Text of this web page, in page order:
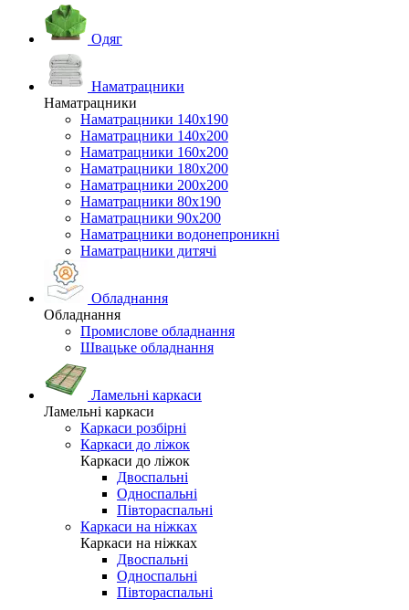
Одяг
Наматрацники
Наматрацники
Наматрацники 140х190
Наматрацники 140х200
Наматрацники 160х200
Наматрацники 180х200
Наматрацники 200х200
Наматрацники 80х190
Наматрацники 90х200
Наматрацники водонепроникні
Наматрацники дитячі
Обладнання
Обладнання
Промислове обладнання
Швацьке обладнання
Ламельні каркаси
Ламельні каркаси
Каркаси розбірні
Каркаси до ліжок
Каркаси до ліжок
Двоспальні
Односпальні
Півтораспальні
Каркаси на ніжках
Каркаси на ніжках
Двоспальні
Односпальні
Півтораспальні